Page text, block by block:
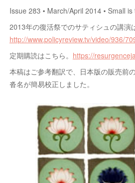
Issue 283 • March/April 2014 • Small
2013年の復活祭でのサティシュの講演
http://www.policyreview.tv/video/936/
定期購読はこちら。 https://
本稿はご参考翻訳で、日本版の販売前
沓名が簡易校正しました。